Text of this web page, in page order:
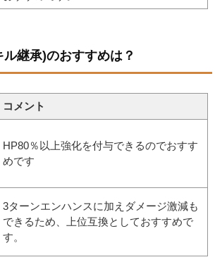
継承)のおすすめは？
コメント
HP80％以上強化を付与できるのでおすす
めです
3ターンエンハンスに加えダメージ激減も
できるため、上位互換としておすすめで
す。